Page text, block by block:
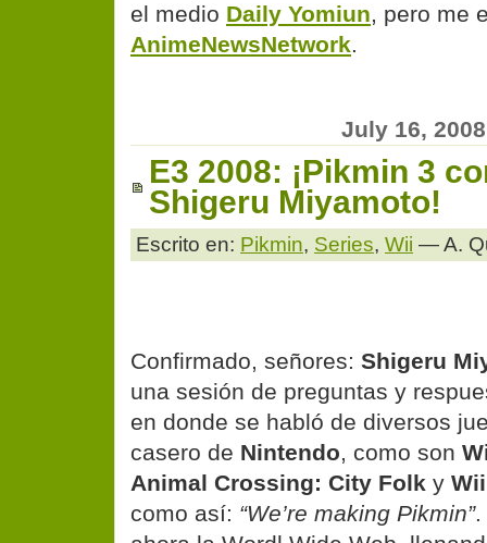
el medio Daily Yomiun, pero me
AnimeNewsNetwork.
July 16, 2008
E3 2008: ¡Pikmin 3
Shigeru Miyamoto!
Escrito en: Pikmin, Series, Wii — A.
Confirmado, señores: Shigeru
una sesión de preguntas y
en donde se habló de diversos
casero de Nintendo, como son
Animal Crossing: City Folk y
como así: “We’re making Pikmin”.